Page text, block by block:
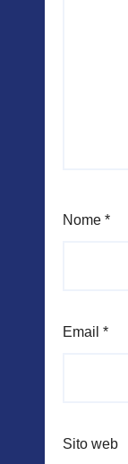
Nome *
Email *
Sito web